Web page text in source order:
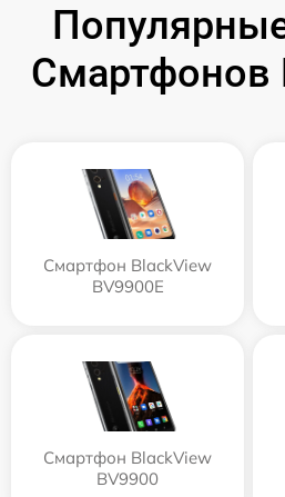
Смартфонов
Смартфон BlackView
BV9900E
Смартфон BlackView
BV9900